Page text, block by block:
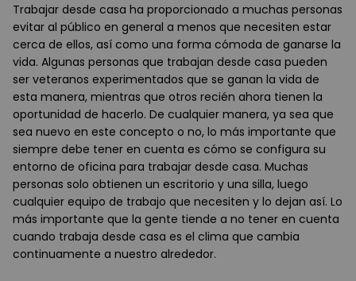
Trabajar desde casa ha proporcionado a muchas personas
evitar al público en general a menos que necesiten estar
cerca de ellos, así como una forma cómoda de ganarse la
vida. Algunas personas que trabajan desde casa pueden
ser veteranos experimentados que se ganan la vida de
esta manera, mientras que otros recién ahora tienen la
oportunidad de hacerlo. De cualquier manera, ya sea que
sea nuevo en este concepto o no, lo más importante que
siempre debe tener en cuenta es cómo se configura su
entorno de oficina para trabajar desde casa. Muchas
personas solo obtienen un escritorio y una silla, luego
cualquier equipo de trabajo que necesiten y lo dejan así. Lo
más importante que la gente tiende a no tener en cuenta
cuando trabaja desde casa es el clima que cambia
continuamente a nuestro alrededor.